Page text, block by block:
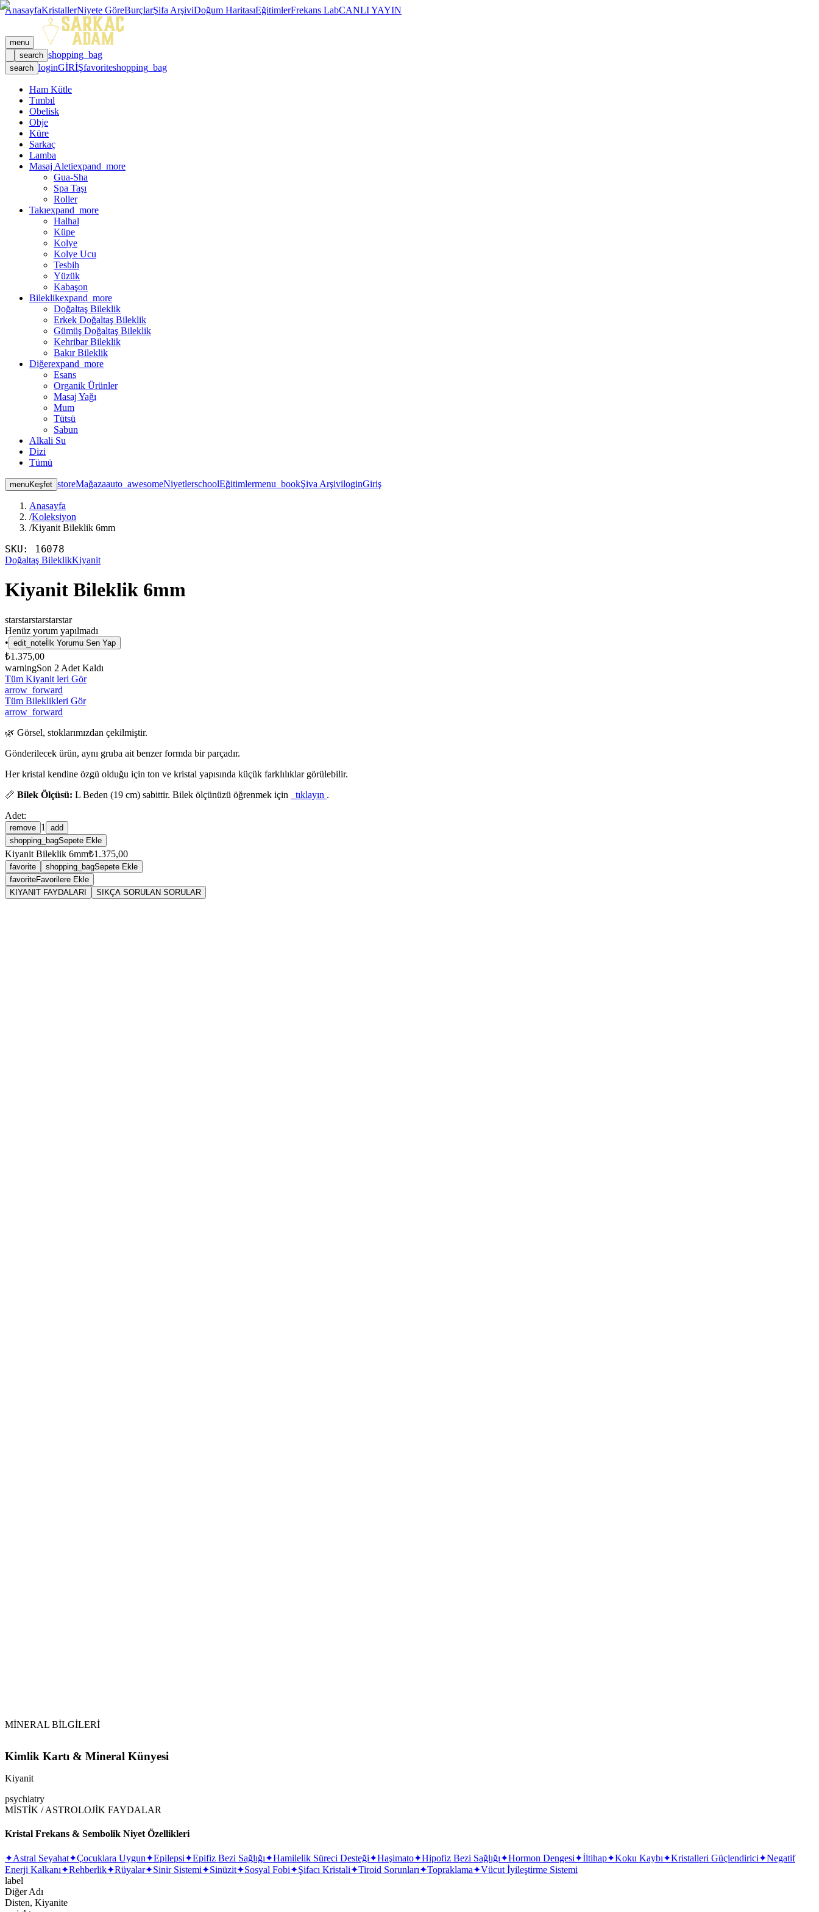
AnasayfaKristallerNiyete GöreBurçlarŞifa ArşiviDoğum HaritasıEğitimlerFrekans LabCANLI YAYIN
menu
search shopping_bag
search loginGİRİŞfavoriteshopping_bag
Ham Kütle
Tımbıl
Obelisk
Obje
Küre
Sarkaç
Lamba
Masaj Aletiexpand_more
Gua-Sha
Spa Taşı
Roller
Takıexpand_more
Halhal
Küpe
Kolye
Kolye Ucu
Tesbih
Yüzük
Kabaşon
Bileklikexpand_more
Doğaltaş Bileklik
Erkek Doğaltaş Bileklik
Gümüş Doğaltaş Bileklik
Kehribar Bileklik
Bakır Bileklik
Diğerexpand_more
Esans
Organik Ürünler
Masaj Yağı
Mum
Tütsü
Sabun
Alkali Su
Dizi
Tümü
menuKeşfet storeMağazaauto_awesomeNiyetlerschoolEğitimlermenu_bookŞiva ArşiviloginGiriş
Anasayfa
/Koleksiyon
/Kiyanit Bileklik 6mm
SKU: 16078
Doğaltaş BileklikKiyanit
Kiyanit Bileklik 6mm
starstarstarstarstar
Henüz yorum yapılmadı
• edit_note İlk Yorumu Sen Yap
₺1.375,00
warningSon 2 Adet Kaldı
Tüm Kiyanit leri Gör
arrow_forward
Tüm Bileklikleri Gör
arrow_forward
🌿 Görsel, stoklarımızdan çekilmiştir.
Gönderilecek ürün, aynı gruba ait benzer formda bir parçadır.
Her kristal kendine özgü olduğu için ton ve kristal yapısında küçük farklılıklar görülebilir.
📏 Bilek Ölçüsü: L Beden (19 cm) sabittir. Bilek ölçünüzü öğrenmek için tıklayın .
Adet:
remove 1
add
shopping_bagSepete Ekle
Kiyanit Bileklik 6mm₺1.375,00
favorite shopping_bagSepete Ekle
favoriteFavorilere Ekle
KIYANIT FAYDALARI
SIKÇA SORULAN SORULAR
MİNERAL BİLGİLERİ
Kimlik Kartı & Mineral Künyesi
Kiyanit
psychiatry
MİSTİK / ASTROLOJİK FAYDALAR
Kristal Frekans & Sembolik Niyet Özellikleri
✦Astral Seyahat✦Çocuklara Uygun✦Epilepsi✦Epifiz Bezi Sağlığı✦Hamilelik Süreci Desteği✦Haşimato✦Hipofiz Bezi Sağlığı✦Hormon Dengesi✦İltihap✦Koku Kaybı✦Kristalleri Güçlendirici✦Negatif
Enerji Kalkanı✦Rehberlik✦Rüyalar✦Sinir Sistemi✦Sinüzit✦Sosyal Fobi✦Şifacı Kristali✦Tiroid Sorunları✦Topraklama✦Vücut İyileştirme Sistemi
label
Diğer Adı
Disten, Kiyanite